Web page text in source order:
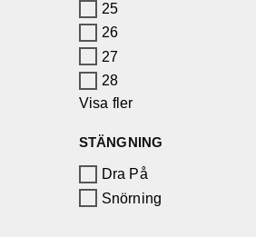
25
26
27
28
Visa fler
STÄNGNING
Dra På
Snörning